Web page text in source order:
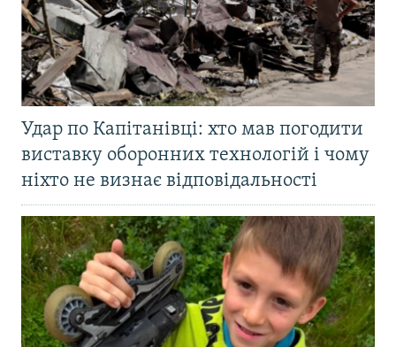
Удар по Капітанівці: хто мав погодити
виставку оборонних технологій і чому
ніхто не визнає відповідальності